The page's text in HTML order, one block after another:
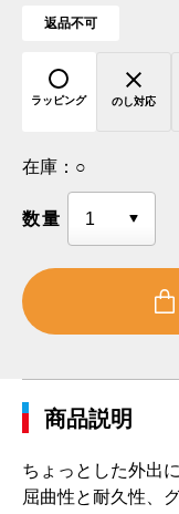
返品不可
ラッピング のし対応
在庫： ○
数量
商品説明
ちょっとした外出
屈曲性と耐久性、